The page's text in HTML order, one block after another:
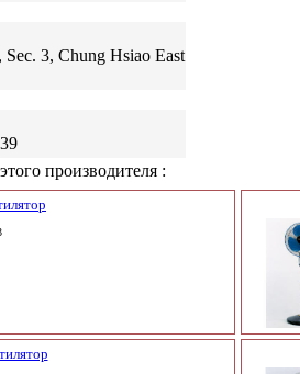
3, Chung Hsiao East
производителя :